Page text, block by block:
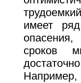
имеет
сроков